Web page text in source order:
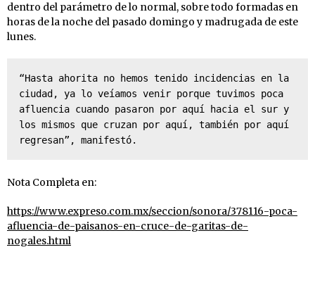
dentro del parámetro de lo normal, sobre todo formadas en
horas de la noche del pasado domingo y madrugada de este
lunes.
“Hasta ahorita no hemos tenido incidencias en la
ciudad, ya lo veíamos venir porque tuvimos poca
afluencia cuando pasaron por aquí hacia el sur y
los mismos que cruzan por aquí, también por aquí
regresan”, manifestó.
Nota Completa en:
https://www.expreso.com.mx/seccion/sonora/378116-poca-
afluencia-de-paisanos-en-cruce-de-garitas-de-
nogales.html